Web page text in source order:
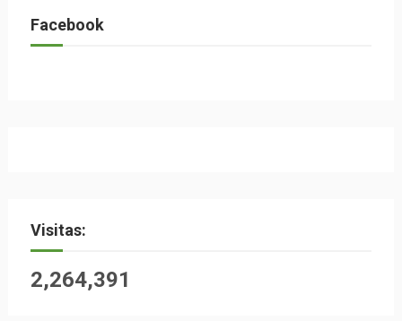
Facebook
Visitas:
2,264,391